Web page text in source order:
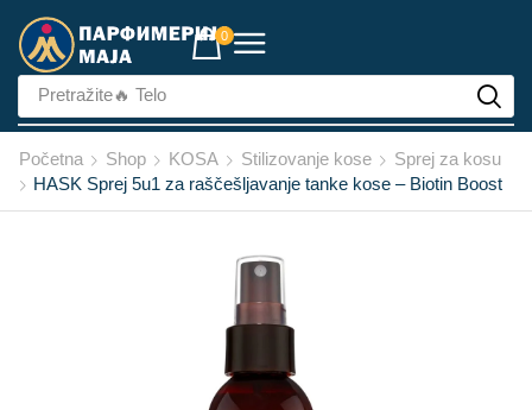
0
Pretražite🔥 Telo
Početna Shop KOSA Stilizovanje kose
Sprej za kosu
HASK Sprej 5u1 za raščešljavanje tanke kose – Biotin Boost